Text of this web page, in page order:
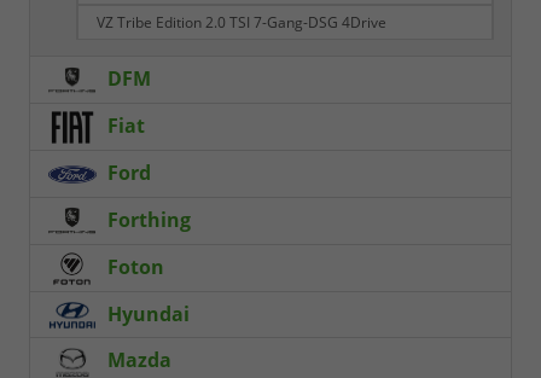
VZ Tribe Edition 2.0 TSI 7-Gang-DSG 4Drive
DFM
Fiat
Ford
Forthing
Foton
Hyundai
Mazda